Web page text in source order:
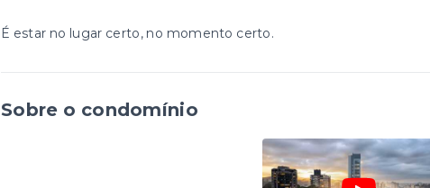
É estar no lugar certo, no momento certo.
Sobre o condomínio